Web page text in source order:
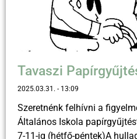
Tavaszi
2025.03.31. 13:09
Szeretnénk felhívni a
Általános Iskola
7-11-ig (hétfő-péntek)A